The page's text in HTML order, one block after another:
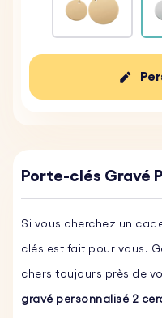
Porte-clés Gravé
Si vous cherchez un
clés est fait pour vous.
chers toujours près de
gravé personnalisé 2